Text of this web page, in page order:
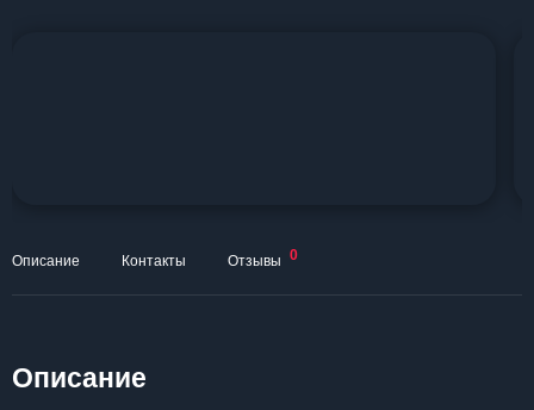
Описание Контакты Отзывы 0
Описание